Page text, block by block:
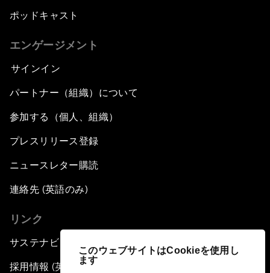
このウェブサイトはCookieを使用し
ます
ポッドキャスト
エンゲージメント
サインイン
パートナー（組織）について
参加する（個人、組織）
プレスリリース登録
ニュースレター購読
連絡先 (英語のみ)
リンク
サステナビリティへの取り組み
採用情報 (英語のみ)